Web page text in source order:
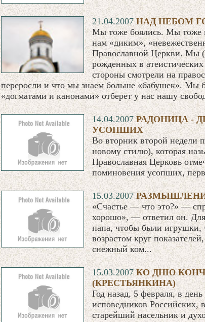
21.04.2007НАД НЕБОМ
Мы тоже боялись. Мы тоже
нам «диким»,
Православной Церкви. Мы
рожденных в
стороны смотрели на
переросли и что мы знаем больше «бабушек». Мы
«догматами и канонами» отберет у нас нашу
14.04.2007РАДОНИЦА -
УСОПШИХ
Во вторник второй недели
новому стилю), которая
Православная Церковь
поминовения усопших,
15.03.2007
«Счастье — что это?» —
хорошо», — ответил он.
папа, чтобы были игрушки,
возрастом круг
снежный ком...
15.03.2007КО ДНЮ
(КРЕСТЬЯНКИНА)
Год назад, 5 февраля, в
исповедников Российских,
старейший насельник и